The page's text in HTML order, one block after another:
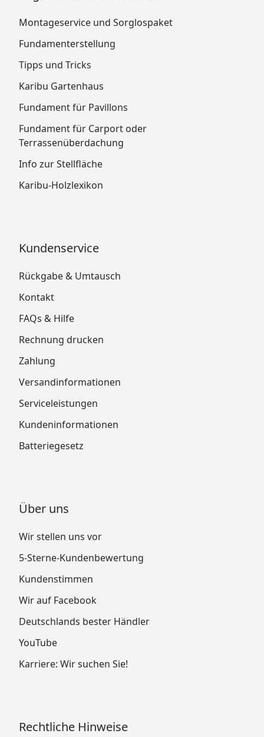
Montageservice und Sorglospaket
Fundamenterstellung
Tipps und Tricks
Karibu Gartenhaus
Fundament für Pavillons
Fundament für Carport oder
Terrassenüberdachung
Info zur Stellfläche
Karibu-Holzlexikon
Kundenservice
Rückgabe & Umtausch
Kontakt
FAQs & Hilfe
Rechnung drucken
Zahlung
Versandinformationen
Serviceleistungen
Kundeninformationen
Batteriegesetz
Über uns
Wir stellen uns vor
5-Sterne-Kundenbewertung
Kundenstimmen
Wir auf Facebook
Deutschlands bester Händler
YouTube
Karriere: Wir suchen Sie!
Rechtliche Hinweise